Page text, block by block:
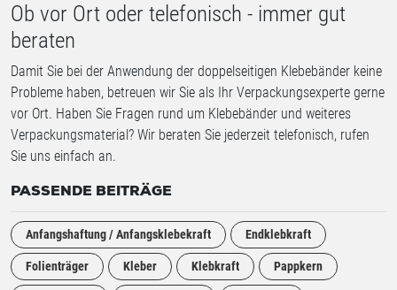
Ob vor Ort oder telefonisch - immer gut
beraten
Damit Sie bei der Anwendung der doppelseitigen Klebebänder keine
Probleme haben, betreuen wir Sie als Ihr Verpackungsexperte gerne
vor Ort. Haben Sie Fragen rund um Klebebänder und weiteres
Verpackungsmaterial? Wir beraten Sie jederzeit telefonisch, rufen
Sie uns einfach an.
PASSENDE BEITRÄGE
Anfangshaftung / Anfangsklebekraft Endklebkraft
Folienträger Kleber Klebkraft Pappkern